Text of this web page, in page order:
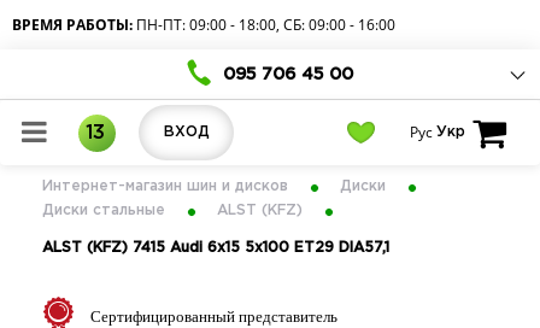
ВРЕМЯ РАБОТЫ: ПН-ПТ: 09:00 - 18:00, СБ: 09:00 - 16:00
095 706 45 00
13 ВХОД Рус Укр
Интернет-магазин шин и дисков
Диски
Диски стальные
ALST (KFZ)
ALST (KFZ) 7415 Audi 6x15 5x100 ET29 DIA57,1
Сертифицированный представитель